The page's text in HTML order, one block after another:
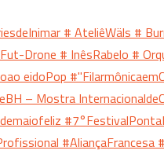
# AteliêWäls #
Drone # InêsRabelo #
eidoPop
– Mostra
#AliançaFrancesa